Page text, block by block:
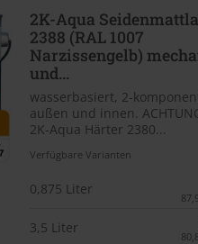
2K-Aqua
2388 (RAL 1007
Narzissengelb)
und...
wasserbasiert, 2-
außen und innen.
2K-Aqua Härter 2380...
Verfügbare Varianten
0,875 Liter
3,5 Liter